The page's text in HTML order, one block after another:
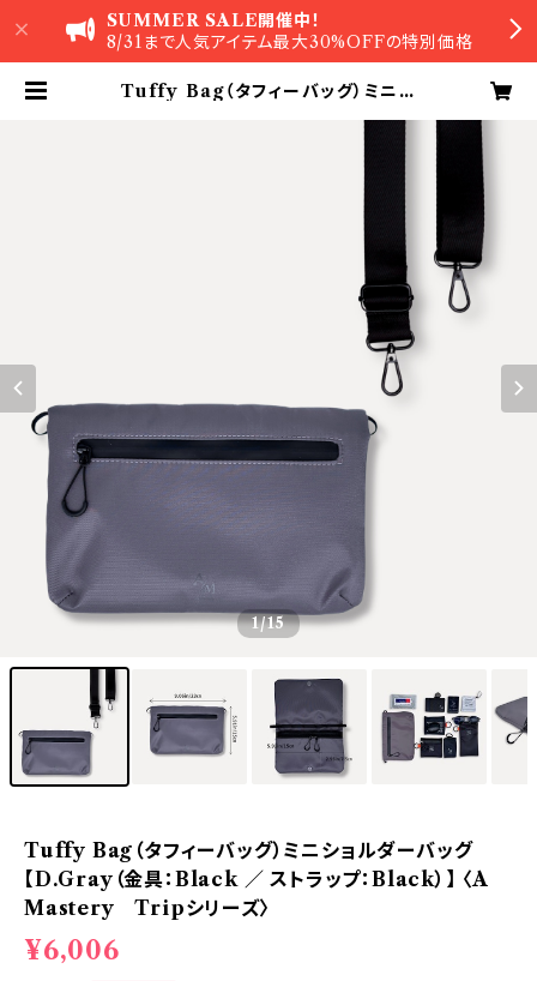
SUMMER SALE開催中！
8/31まで人気アイテム最大30%OFFの特別価格
Tuffy Bag（タフィーバッグ）ミニシ
ck ／ ストラップ：Black）】 〈A Ma
1/15
Tuffy Bag（タフィーバッグ）ミニショルダーバッグ
【D.Gray（金具：Black ／ ストラップ：Black）】 〈A
Mastery Tripシリーズ〉
¥6,006